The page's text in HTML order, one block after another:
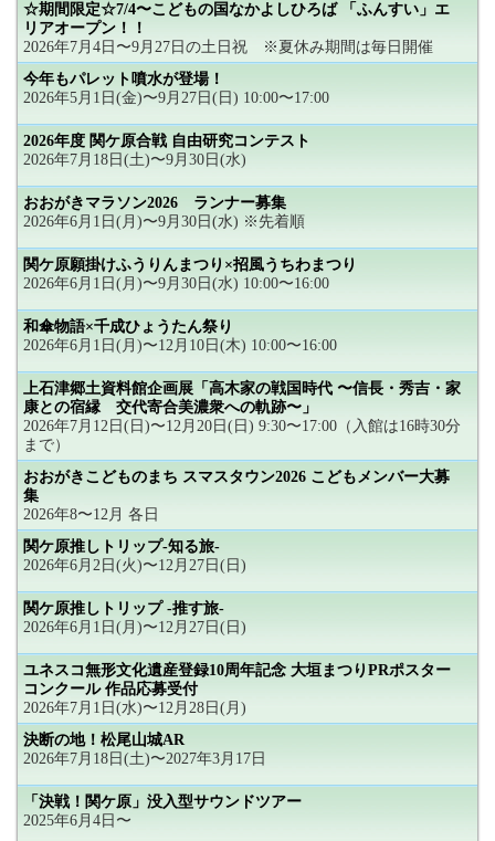
☆期間限定☆7/4〜こどもの国なかよしひろば 「ふんすい」エ
リアオープン！！
2026年7月4日〜9月27日の土日祝 ※夏休み期間は毎日開催
今年もパレット噴水が登場！
2026年5月1日(金)〜9月27日(日) 10:00〜17:00
2026年度 関ケ原合戦 自由研究コンテスト
2026年7月18日(土)〜9月30日(水)
おおがきマラソン2026 ランナー募集
2026年6月1日(月)〜9月30日(水) ※先着順
関ケ原願掛けふうりんまつり×招風うちわまつり
2026年6月1日(月)〜9月30日(水) 10:00〜16:00
和傘物語×千成ひょうたん祭り
2026年6月1日(月)〜12月10日(木) 10:00〜16:00
上石津郷土資料館企画展「高木家の戦国時代 〜信長・秀吉・家
康との宿縁 交代寄合美濃衆への軌跡〜」
2026年7月12日(日)〜12月20日(日) 9:30〜17:00（入館は16時30分
まで）
おおがきこどものまち スマスタウン2026 こどもメンバー大募
集
2026年8〜12月 各日
関ケ原推しトリップ-知る旅-
2026年6月2日(火)〜12月27日(日)
関ケ原推しトリップ -推す旅-
2026年6月1日(月)〜12月27日(日)
ユネスコ無形文化遺産登録10周年記念 大垣まつりPRポスター
コンクール 作品応募受付
2026年7月1日(水)〜12月28日(月)
決断の地！松尾山城AR
2026年7月18日(土)〜2027年3月17日
「決戦！関ケ原」没入型サウンドツアー
2025年6月4日〜